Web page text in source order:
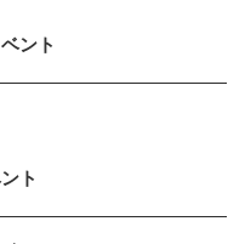
ント
ト